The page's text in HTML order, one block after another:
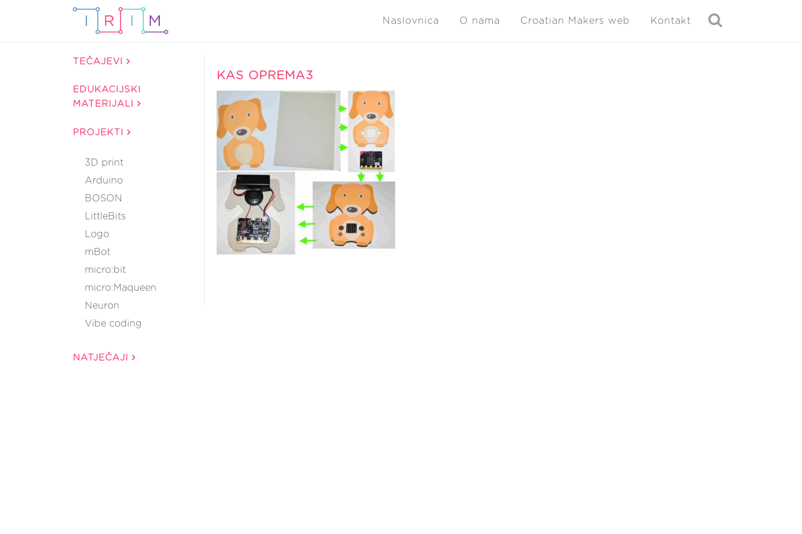
Naslovnica O nama Croatian Makers web Kontakt
TEČAJEVI
EDUKACIJSKI
MATERIJALI
PROJEKTI
3D print
Arduino
BOSON
LittleBits
Logo
mBot
micro:bit
micro:Maqueen
Neuron
Vibe coding
NATJEČAJI
KAS OPREMA3